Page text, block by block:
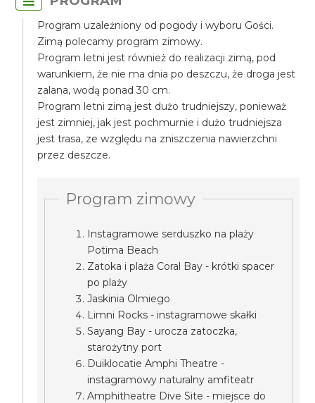
Program uzależniony od pogody i wyboru Gości.
Zimą polecamy program zimowy.
Program letni jest również do realizacji zimą, pod
warunkiem, że nie ma dnia po deszczu, że droga jest
zalana, wodą ponad 30 cm.
Program letni zimą jest dużo trudniejszy, ponieważ
jest zimniej, jak jest pochmurnie i dużo trudniejsza
jest trasa, ze względu na zniszczenia nawierzchni
przez deszcze.
Program zimowy
Instagramowe serduszko na plaży
Potima Beach
Zatoka i plaża Coral Bay - krótki spacer
po plaży
Jaskinia Olmiego
Limni Rocks - instagramowe skałki
Sayang Bay - urocza zatoczka,
starożytny port
Duiklocatie Amphi Theatre -
instagramowy naturalny amfiteatr
Amphitheatre Dive Site - miejsce do